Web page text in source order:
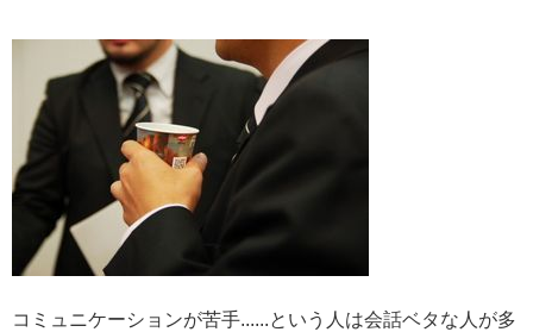
コミュニケーションが苦手......という人は会話ベタな人が多